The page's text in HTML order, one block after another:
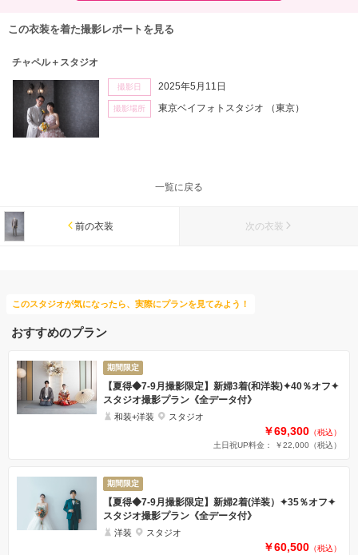
この衣装を着た撮影レポートを見る
チャペル＋スタジオ
撮影日 2025年5月11日
撮影場所 東京ベイフォトスタジオ （東京）
一覧に戻る
前の衣装 次の衣装
このスタジオが気になったら、実際にプランを見てみよう！
おすすめのプラン
期間限定
【夏得◆7-9月撮影限定】新婦3着(和洋装)✦40％オフ✦
スタジオ撮影プラン《全データ付》
和装+洋装 スタジオ
￥69,300 （税込）
土日祝UP料金： ￥22,000 （税込）
期間限定
【夏得◆7-9月撮影限定】新婦2着(洋装）✦35％オフ✦
スタジオ撮影プラン《全データ付》
洋装 スタジオ
￥60,500 （税込）